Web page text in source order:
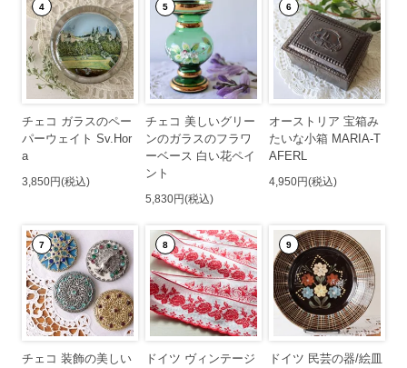
4
チェコ ガラスのペー
パーウェイト Sv.Hor
a
3,850円(税込)
5
チェコ 美しいグリー
ンのガラスのフラワ
ーベース 白い花ペイ
ント
5,830円(税込)
6
オーストリア 宝箱み
たいな小箱 MARIA-T
AFERL
4,950円(税込)
7
チェコ 装飾の美しい
8
ドイツ ヴィンテージ
9
ドイツ 民芸の器/絵皿